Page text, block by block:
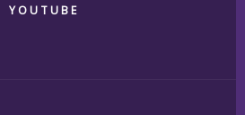
YOUTUBE